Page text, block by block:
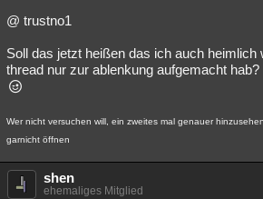
@ trustno1
Soll das jetzt heißen das ich auch heimlich
thread nur zur ablenkung aufgemacht hab?
Wer nicht versuchen will, ein zweites mal genauer
garnicht öffnen
shen
ehemaliges Mitglied